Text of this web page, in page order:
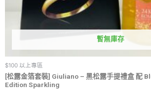
暫無庫存
$100 以上專區
[松露金箔套裝] Giuliano – 黑松露手提禮盒 配
Edition Sparkling